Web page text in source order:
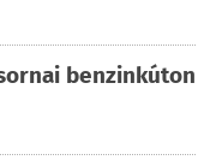
benzinkúton